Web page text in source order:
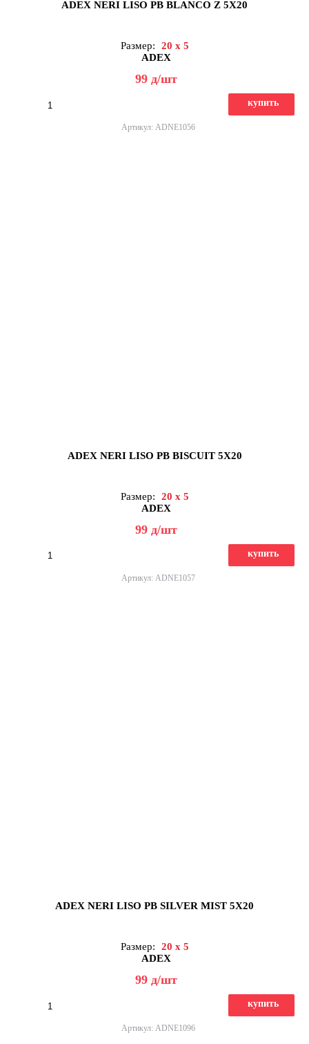
ADEX NERI LISO PB BLANCO Z 5X20
Размер:
20 x 5
ADEX
99 д/шт
купить
Артикул: ADNE1056
ADEX NERI LISO PB BISCUIT 5X20
Размер:
20 x 5
ADEX
99 д/шт
купить
Артикул: ADNE1057
ADEX NERI LISO PB SILVER MIST 5X20
Размер:
20 x 5
ADEX
99 д/шт
купить
Артикул: ADNE1096